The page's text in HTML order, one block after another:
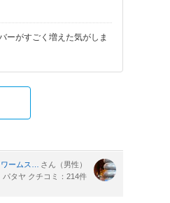
ーがすごく増えた気がしま
さん（男性）
パタヤ クチコミ：214件